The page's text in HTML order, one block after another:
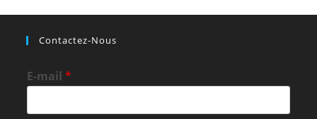
Contactez-Nous
E-mail*